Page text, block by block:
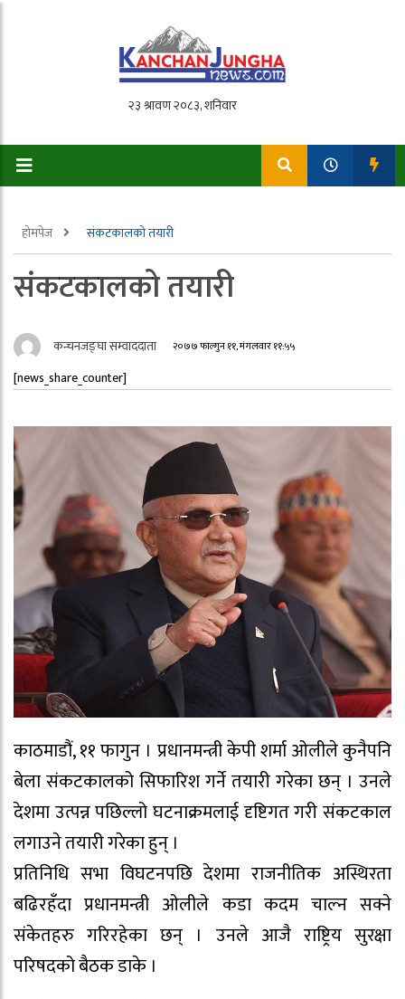
होमपेज संकटकालको तयारी
संकटकालको तयारी
कन्चनजङ्घा सम्वाददाता २०७७ फाल्गुन ११, मंगलवार ११:५५
[news_share_counter]
काठमाडौं, ११ फागुन । प्रधानमन्त्री केपी शर्मा ओलीले कुनैपनि
बेला संकटकालको सिफारिश गर्ने तयारी गरेका छन् । उनले
देशमा उत्पन्न पछिल्लो घटनाक्रमलाई दृष्टिगत गरी संकटकाल
लगाउने तयारी गरेका हुन् ।
प्रतिनिधि सभा विघटनपछि देशमा राजनीतिक अस्थिरता
बढिरहँदा प्रधानमन्त्री ओलीले कडा कदम चाल्न सक्ने
संकेतहरु गरिरहेका छन् । उनले आजै राष्ट्रिय सुरक्षा
परिषदको बैठक डाके ।